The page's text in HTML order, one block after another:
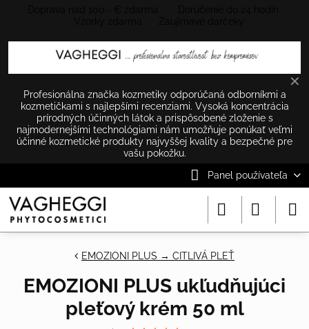
✕
Profesionálna značka kozmetiky odporúčaná odborníkmi a
kozmetičkami s najlepšími recenziami. Vysoká koncentrácia
prírodných účinných látok a prispôsobené zloženie s
najmodernejšími technológiami nám umožňuje ponúkať veľmi
účinné kozmetické produkty najvyššej kvality a bezpečné pre
vašu pokožku.
Panel používateľa
EMOZIONI PLUS → CITLIVÁ PLEŤ
EMOZIONI PLUS ukľudňujúci
pleťový krém 50 ml